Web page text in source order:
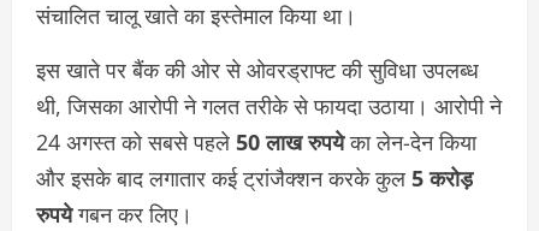
संचालित चालू खाते का इस्तेमाल किया था।
इस खाते पर बैंक की ओर से ओवरड्राफ्ट की सुविधा उपलब्ध
थी, जिसका आरोपी ने गलत तरीके से फायदा उठाया। आरोपी ने
24 अगस्त को सबसे पहले 50 लाख रुपयेका लेन-देन किया
और इसके बाद लगातार कई ट्रांजैक्शन करके कुल 5 करोड़
रुपयेगबन कर लिए।